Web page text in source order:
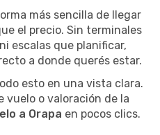
más sencilla de llegar
el precio. Sin terminales
escalas que planificar,
a donde querés estar.
esto en una vista clara.
vuelo o valoración de la
a Orapa en pocos clics.